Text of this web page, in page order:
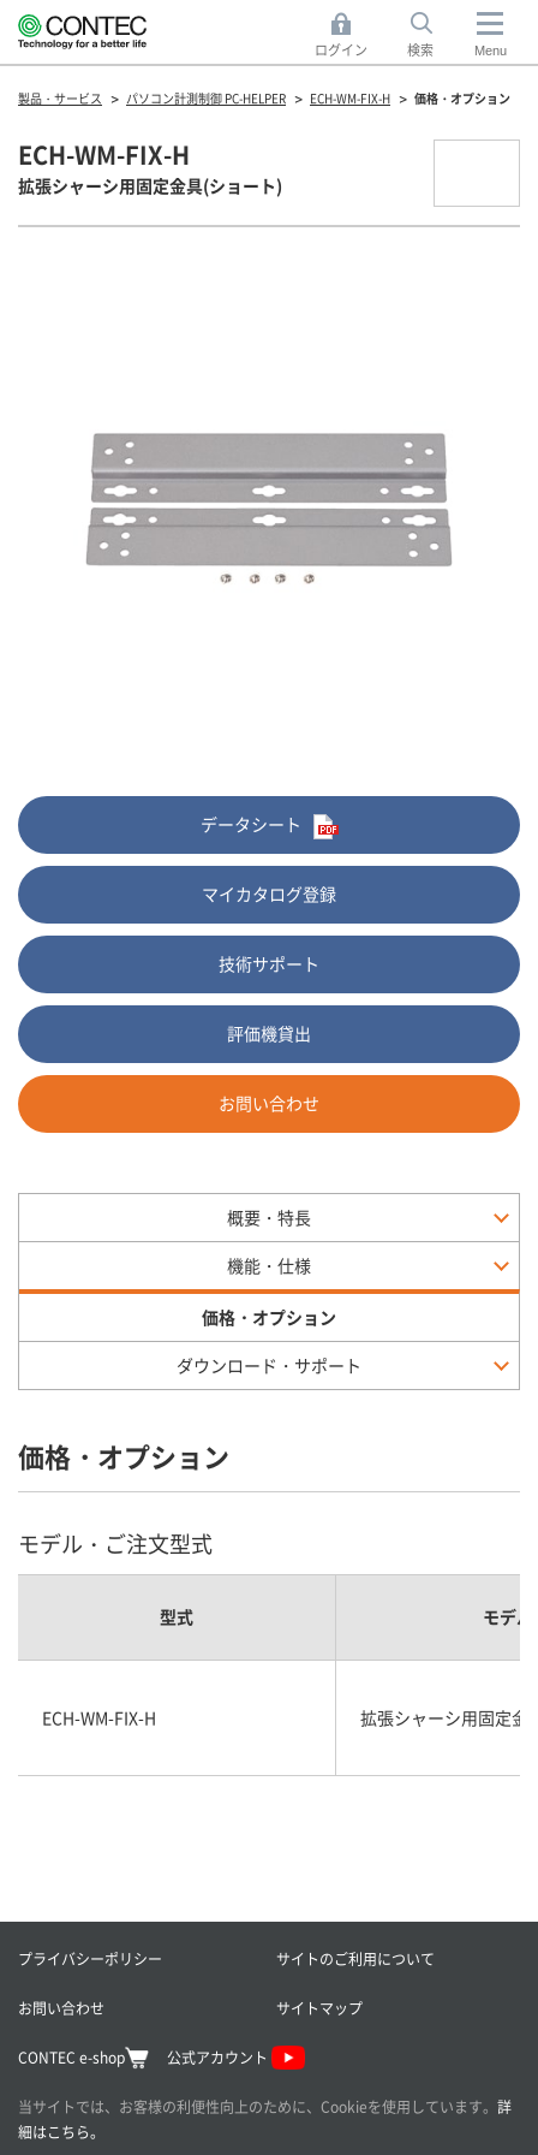
ログイン 検索 Menu
製品・サービス パソコン計測制御 PC-HELPER ECH-WM-FIX-H 価格・オプション
ECH-WM-FIX-H
拡張シャーシ用固定金具(ショート)
データシート
マイカタログ登録
技術サポート
評価機貸出
お問い合わせ
概要・特長
機能・仕様
価格・オプション
ダウンロード・サポート
価格・オプション
モデル・ご注文型式
型式 モデル
ECH-WM-FIX-H 拡張シャーシ用固定金
プライバシーポリシー サイトのご利用について
お問い合わせ サイトマップ
CONTEC e-shop 公式アカウント
当サイトでは、お客様の利便性向上のために、Cookieを使用しています。 詳
細はこちら。